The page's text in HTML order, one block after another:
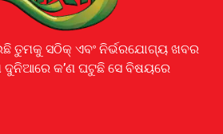
ତୁମକୁ ସଠିକ୍ ଏବଂ ନିର୍ଭରଯୋଗ୍ୟ ଖବର
ଦୁନିଆରେ କ’ଣ ଘଟୁଛି ସେ ବିଷୟରେ